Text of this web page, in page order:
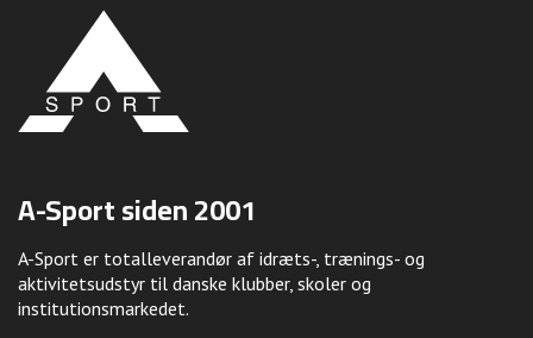
A-Sport siden 2001
A-Sport er totalleverandør af idræts-, trænings- og
aktivitetsudstyr til danske klubber, skoler og
institutionsmarkedet.